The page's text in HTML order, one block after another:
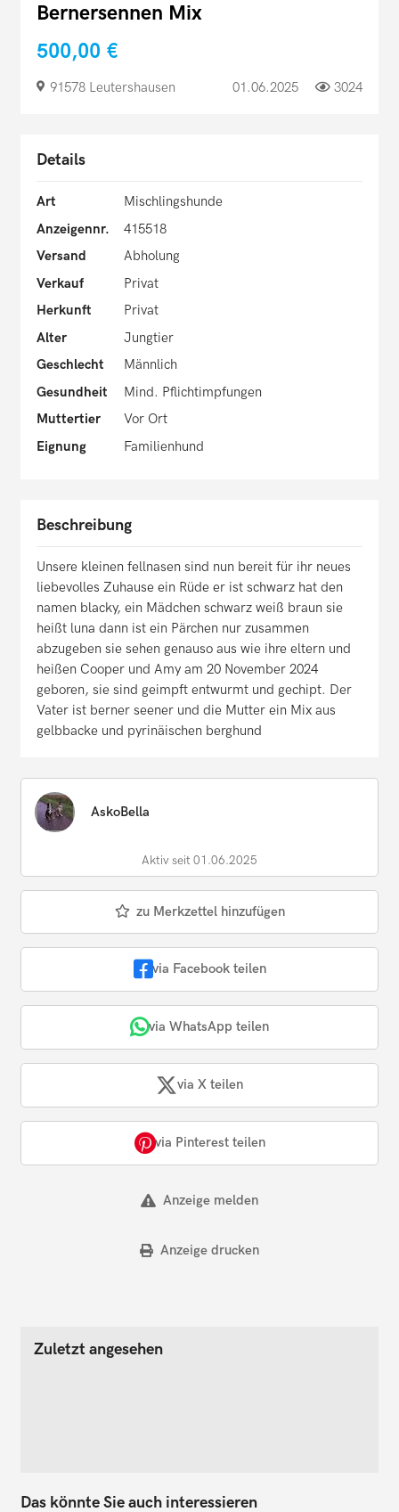
Bernersennen Mix
500,00 €
91578 Leutershausen 01.06.2025 3024
Details
Art
Mischlingshunde
Anzeigennr.
415518
Versand
Abholung
Verkauf
Privat
Herkunft
Privat
Alter
Jungtier
Geschlecht
Männlich
Gesundheit
Mind. Pflichtimpfungen
Muttertier
Vor Ort
Eignung
Familienhund
Beschreibung
Unsere kleinen fellnasen sind nun bereit für ihr neues
liebevolles Zuhause ein Rüde er ist schwarz hat den
namen blacky, ein Mädchen schwarz weiß braun sie
heißt luna dann ist ein Pärchen nur zusammen
abzugeben sie sehen genauso aus wie ihre eltern und
heißen Cooper und Amy am 20 November 2024
geboren, sie sind geimpft entwurmt und gechipt. Der
Vater ist berner seener und die Mutter ein Mix aus
gelbbacke und pyrinäischen berghund
AskoBella
Aktiv seit 01.06.2025
zu Merkzettel hinzufügen
via Facebook teilen
via WhatsApp teilen
via X teilen
via Pinterest teilen
Anzeige melden
Anzeige drucken
Zuletzt angesehen
Das könnte Sie auch interessieren